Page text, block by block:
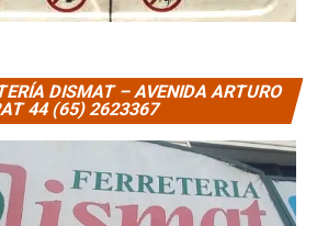
DISMAT – AVENIDA ARTURO
44 (65) 2623367